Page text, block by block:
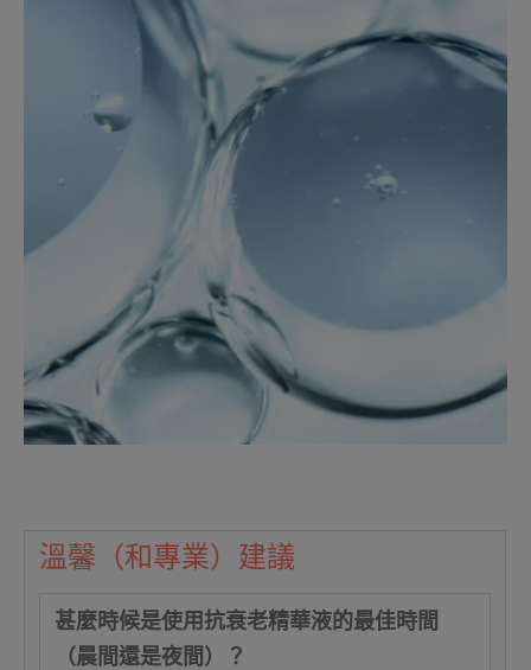
溫馨（和專業）建議
甚麼時候是使用抗衰老精華液的最佳時間
（晨間還是夜間）？